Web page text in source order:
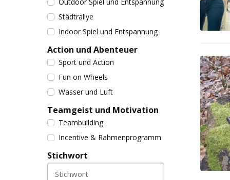
Städtrallye
Indoor Spiel und Entspannung
Action und Abenteuer
Sport und Action
Fun on Wheels
Wasser und Luft
Teamgeist und Motivation
Teambuilding
Incentive & Rahmenprogramm
Stichwort
Stichwort